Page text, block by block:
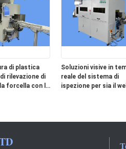
di plastica
rilevazione di
forcella con la
Soluzioni visive in
reale del sistema di
ispezione per sia il